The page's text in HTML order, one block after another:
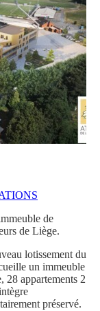
de
de Liège.
lotissement du
un immeuble
28 appartements 2
préservé.